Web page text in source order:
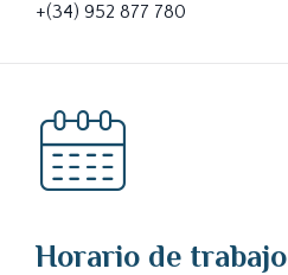
+(34) 952 877 780
Horario de trabajo